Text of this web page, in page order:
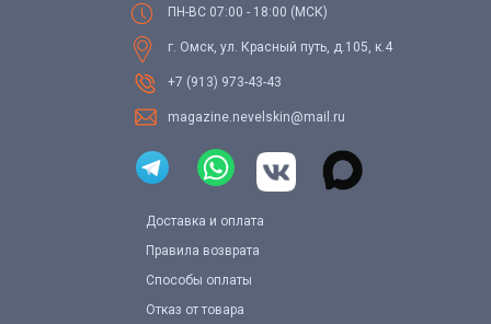
г. Омск, ул. Красный путь, д.105, к.4
+7 (913) 973-43-43
magazine.nevelskin@mail.ru
Отказ от товара
Способы оплаты
Доставка и оплата
Правила возврата
ПН-ВС 07:00 - 18:00 (МСК)